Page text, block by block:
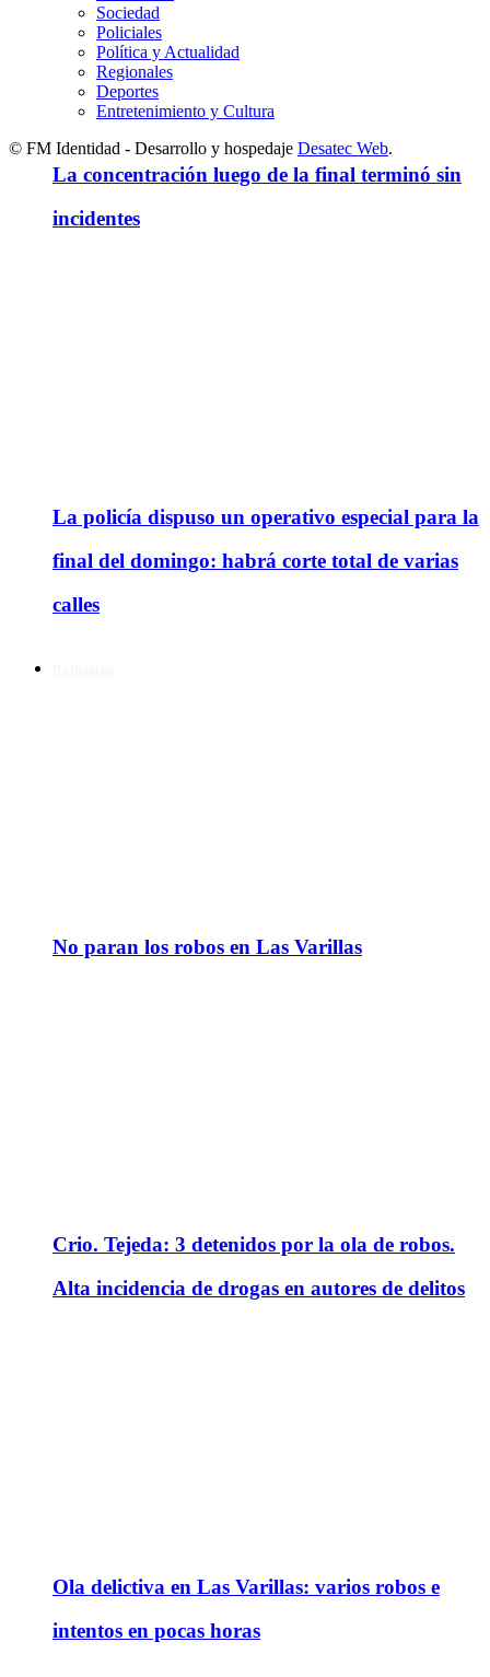
La concentración luego de la final terminó sin
incidentes
La policía dispuso un operativo especial para la
final del domingo: habrá corte total de varias
calles
No paran los robos en Las Varillas
Crio. Tejeda: 3 detenidos por la ola de robos.
Alta incidencia de drogas en autores de delitos
Ola delictiva en Las Varillas: varios robos e
intentos en pocas horas
Sociedad
Policiales
Política y Actualidad
Regionales
Deportes
Entretenimiento y Cultura
© FM Identidad - Desarrollo y hospedaje Desatec Web.